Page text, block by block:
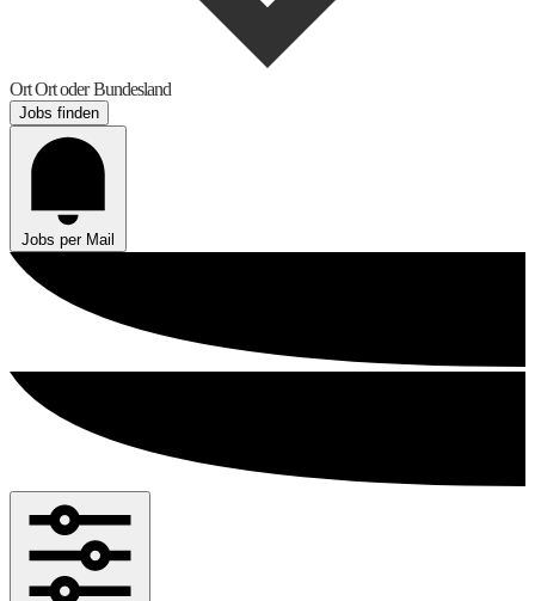
OrtOrt oder Bundesland
Jobs finden
Jobs per Mail